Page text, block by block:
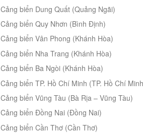
Cảng biển Dung Quất (Quảng Ngãi)
Cảng biển Quy Nhơn (Bình Định)
Cảng biển Vân Phong (Khánh Hòa)
Cảng biển Nha Trang (Khánh Hòa)
Cảng biển Ba Ngòi (Khánh Hòa)
Cảng biển TP. Hồ Chí Minh (TP. Hồ Chí
Cảng biển Vũng Tàu (Bà Rịa – Vũng Tàu)
Cảng biển Đồng Nai (Đồng Nai)
Cảng biển Cần Thơ (Cần Thơ)